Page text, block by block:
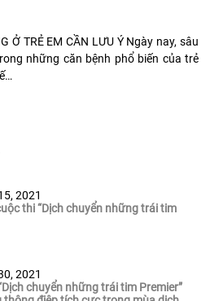
Ở TRẺ EM CẦN LƯU Ý Ngày nay, sâu
những căn bệnh phổ biến của trẻ
2021
thi “Dịch chuyển những trái tim
2021
chuyển những trái tim Premier”